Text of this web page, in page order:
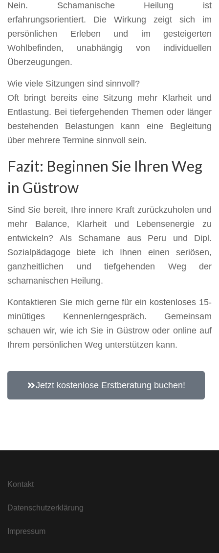
Nein. Schamanische Heilung ist
erfahrungsorientiert. Die Wirkung zeigt sich im
persönlichen Erleben und im gesteigerten
Wohlbefinden, unabhängig von individuellen
Überzeugungen.
Wie viele Sitzungen sind sinnvoll?
Oft bringt bereits eine Sitzung mehr Klarheit und
Entlastung. Bei tiefergehenden Themen oder länger
bestehenden Belastungen kann eine Begleitung
über mehrere Termine sinnvoll sein.
Fazit: Beginnen Sie Ihren Weg
in Güstrow
Sind Sie bereit, Ihre innere Kraft zurückzuholen und
mehr Balance, Klarheit und Lebensenergie zu
entwickeln? Als Schamane aus Peru und Dipl.
Sozialpädagoge biete ich Ihnen einen seriösen,
ganzheitlichen und tiefgehenden Weg der
schamanischen Heilung.
Kontaktieren Sie mich gerne für ein kostenloses 15-
minütiges Kennenlerngespräch. Gemeinsam
schauen wir, wie ich Sie in Güstrow oder online auf
Ihrem persönlichen Weg unterstützen kann.
Jetzt kostenlose Erstberatung buchen!
Kontakt
Datenschutzerklärung
Impressum